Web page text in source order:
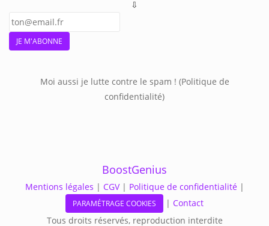
⇩
JE M'ABONNE
Moi aussi je lutte contre le spam ! (Politique de
confidentialité)
BoostGenius
Mentions légales | CGV| Politique de confidentialité|
PARAMÉTRAGE COOKIES | Contact
Tous droits réservés, reproduction interdite